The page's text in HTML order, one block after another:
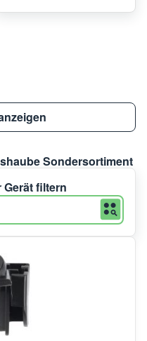
Sondersortiment
Gerät filtern